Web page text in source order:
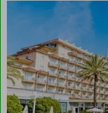
Villaer
med
plads
til 4